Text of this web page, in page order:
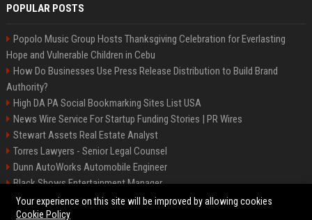
POPULAR POSTS
Popolo Music Group Hosts Thanksgiving Celebration for Everlasting
Hope and Vulnerable Children in Cebu
How Do Businesses Use Press Release Distribution to Build Brand
Authority?
High DA PA Social Bookmarking Sites List USA
News Wire Service For Startup Funding Stories | PR Wires
Stewart Assets Real Estate Analyst
Torres Lawyers - Senior Legal Counsel
Dunn AutoWorks Automobile Engineer
Black Shows Entertainment Manager
Mcdonald Vision - Entertainment Project Manager
Your experience on this site will be improved by allowing cookies
Cookie Policy